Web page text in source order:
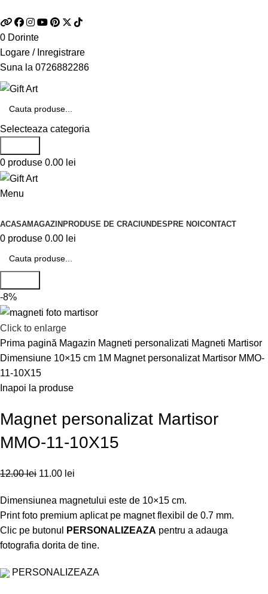
0 Dorinte
Logare / Inregistrare
Suna la 0726882286
Selecteaza categoria
0 produse 0.00 lei
Menu
ACASAMAGAZINPRODUSE DE CRACIUNDESPRE NOICONTACT
0 produse 0.00 lei
-8%
Click to enlarge
Prima pagină Magazin Magneti personalizati Magneti Martisor
Dimensiune 10×15 cm 1M Magnet personalizat Martisor MMO-
11-10X15
Inapoi la produse
Magnet personalizat Martisor
MMO-11-10X15
12.00lei 11.00 lei
Dimensiunea magnetului este de 10×15 cm.
Print foto premium aplicat pe magnet flexibil de 0.7 mm.
Clic pe butonul
PERSONALIZEAZA pentru a adauga
fotografia dorita de tine.
PERSONALIZEAZA